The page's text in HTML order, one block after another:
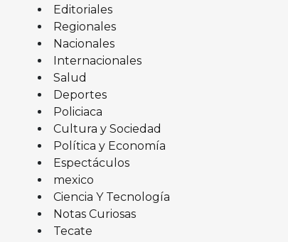
Editoriales
Regionales
Nacionales
Internacionales
Salud
Deportes
Policiaca
Cultura y Sociedad
Política y Economía
Espectáculos
mexico
Ciencia Y Tecnología
Notas Curiosas
Tecate